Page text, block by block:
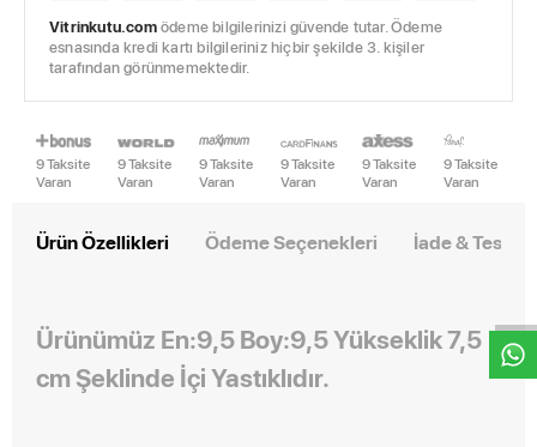
Vitrinkutu.comödeme bilgilerinizi güvende tutar. Ödeme
esnasında kredi kartı bilgileriniz hiçbir şekilde 3. kişiler
tarafından görünmemektedir.
9 Taksite
Varan
9 Taksite
Varan
9 Taksite
Varan
9 Taksite
Varan
9 Taksite
Varan
9 Taksite
Varan
Ürün Özellikleri Ödeme Seçenekleri İade &
Ürünümüz En:9,5 Boy:9,5 Yükseklik 7,5
cm Şeklinde İçi Yastıklıdır.